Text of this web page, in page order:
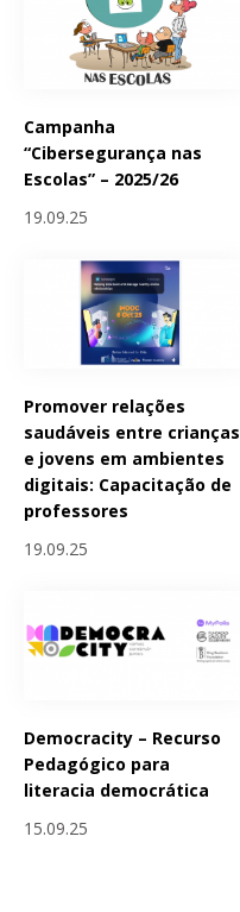
Campanha
“Cibersegurança nas
Escolas” – 2025/26
19.09.25
Promover relações
saudáveis entre crianças
e jovens em ambientes
digitais: Capacitação de
professores
19.09.25
Democracity – Recurso
Pedagógico para
literacia democrática
15.09.25